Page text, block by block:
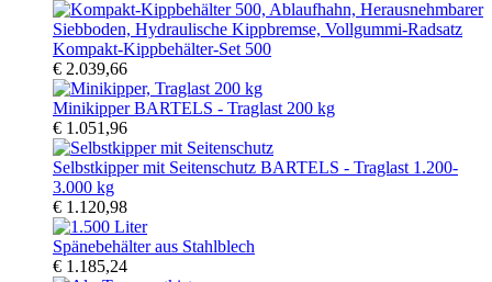
Kompakt-Kippbehälter-Set 500
€ 2.039,66
Minikipper BARTELS - Traglast 200 kg
€ 1.051,96
Selbstkipper mit Seitenschutz BARTELS - Traglast 1.200-
3.000 kg
€ 1.120,98
Spänebehälter aus Stahlblech
€ 1.185,24